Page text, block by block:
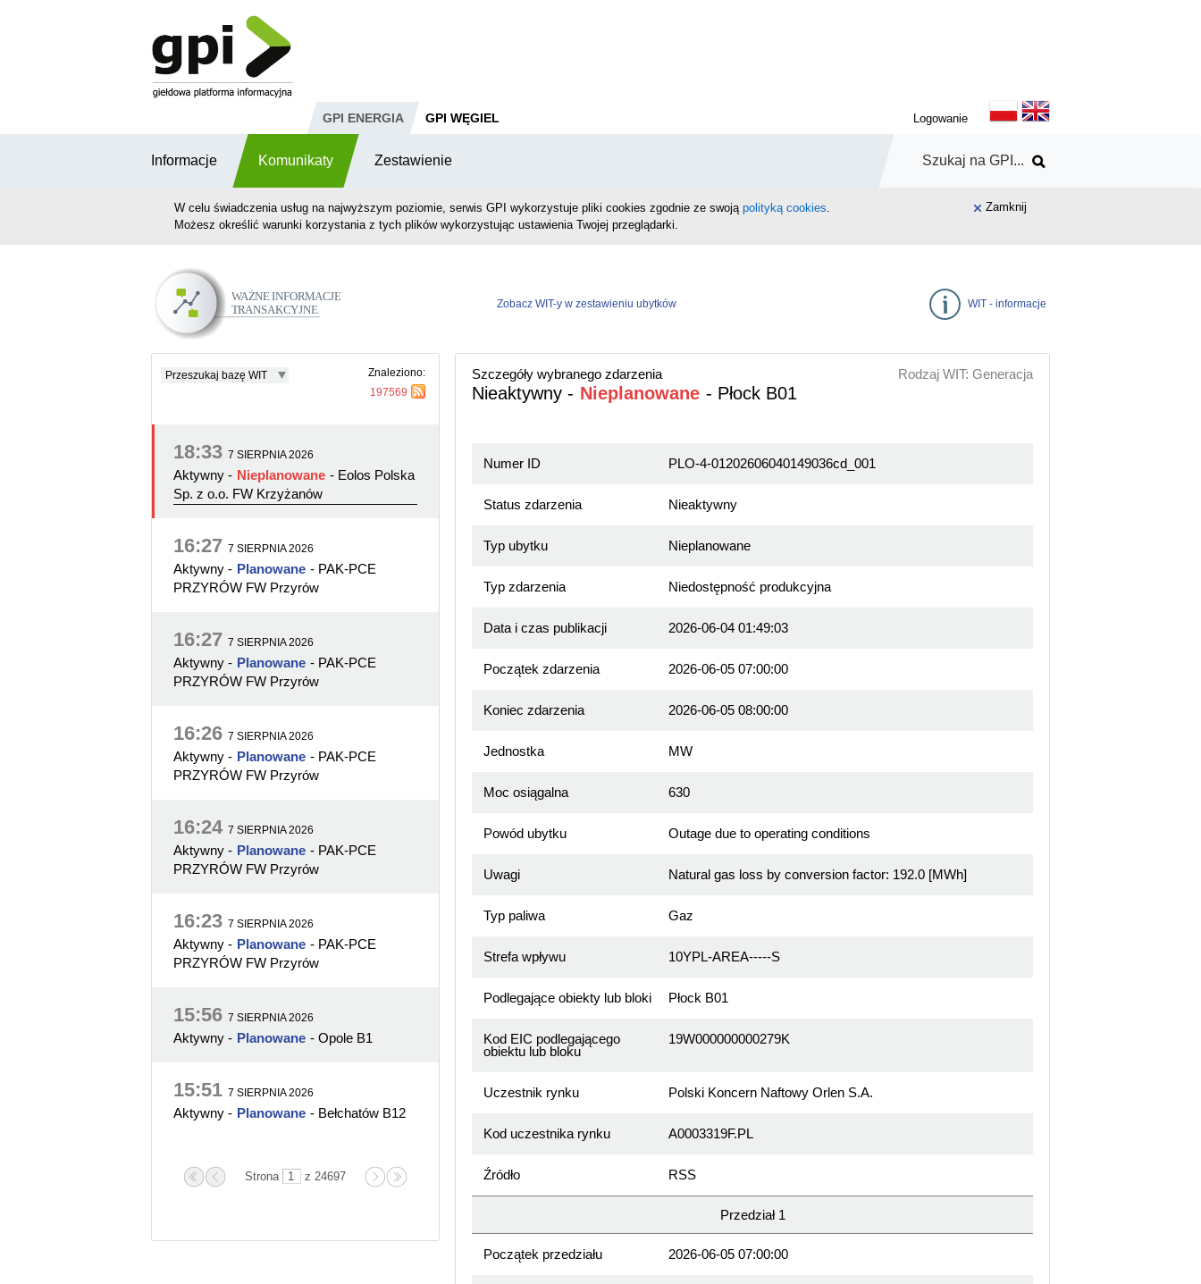
Logowanie
GPI ENERGIA GPI WĘGIEL
Informacje Komunikaty Zestawienie
W celu świadczenia usług na najwyższym poziomie, serwis GPI wykorzystuje pliki cookies zgodnie ze swoją polityką cookies.
Możesz określić warunki korzystania z tych plików wykorzystując ustawienia Twojej przeglądarki.
Zamknij
Ważne Informacje
Transakcyjne
Znaleziono:
197569
Przeszukaj bazę WIT
18:33 7 SIERPNIA 2026
Aktywny - Nieplanowane - Eolos Polska
Sp. z o.o. FW Krzyżanów
16:27 7 SIERPNIA 2026
Aktywny - Planowane - PAK-PCE
PRZYRÓW FW Przyrów
16:27 7 SIERPNIA 2026
Aktywny - Planowane - PAK-PCE
PRZYRÓW FW Przyrów
16:26 7 SIERPNIA 2026
Aktywny - Planowane - PAK-PCE
PRZYRÓW FW Przyrów
16:24 7 SIERPNIA 2026
Aktywny - Planowane - PAK-PCE
PRZYRÓW FW Przyrów
16:23 7 SIERPNIA 2026
Aktywny - Planowane - PAK-PCE
PRZYRÓW FW Przyrów
15:56 7 SIERPNIA 2026
Aktywny - Planowane - Opole B1
15:51 7 SIERPNIA 2026
Aktywny - Planowane - Bełchatów B12
Strona z 24697
WIT - informacje
Zobacz WIT-y w zestawieniu ubytków
Rodzaj WIT: Generacja
Szczegóły wybranego zdarzenia
Nieaktywny - Nieplanowane - Płock B01
Numer ID PLO-4-01202606040149036cd_001
Status zdarzenia Nieaktywny
Typ ubytku Nieplanowane
Typ zdarzenia Niedostępność produkcyjna
Data i czas publikacji 2026-06-04 01:49:03
Początek zdarzenia 2026-06-05 07:00:00
Koniec zdarzenia 2026-06-05 08:00:00
Jednostka MW
Moc osiągalna 630
Powód ubytku Outage due to operating conditions
Uwagi Natural gas loss by conversion factor: 192.0 [MWh]
Typ paliwa Gaz
Strefa wpływu 10YPL-AREA-----S
Podlegające obiekty lub bloki Płock B01
Kod EIC podlegającego
obiektu lub bloku
19W000000000279K
Uczestnik rynku Polski Koncern Naftowy Orlen S.A.
Kod uczestnika rynku A0003319F.PL
Źródło RSS
Przedział 1
Początek przedziału 2026-06-05 07:00:00